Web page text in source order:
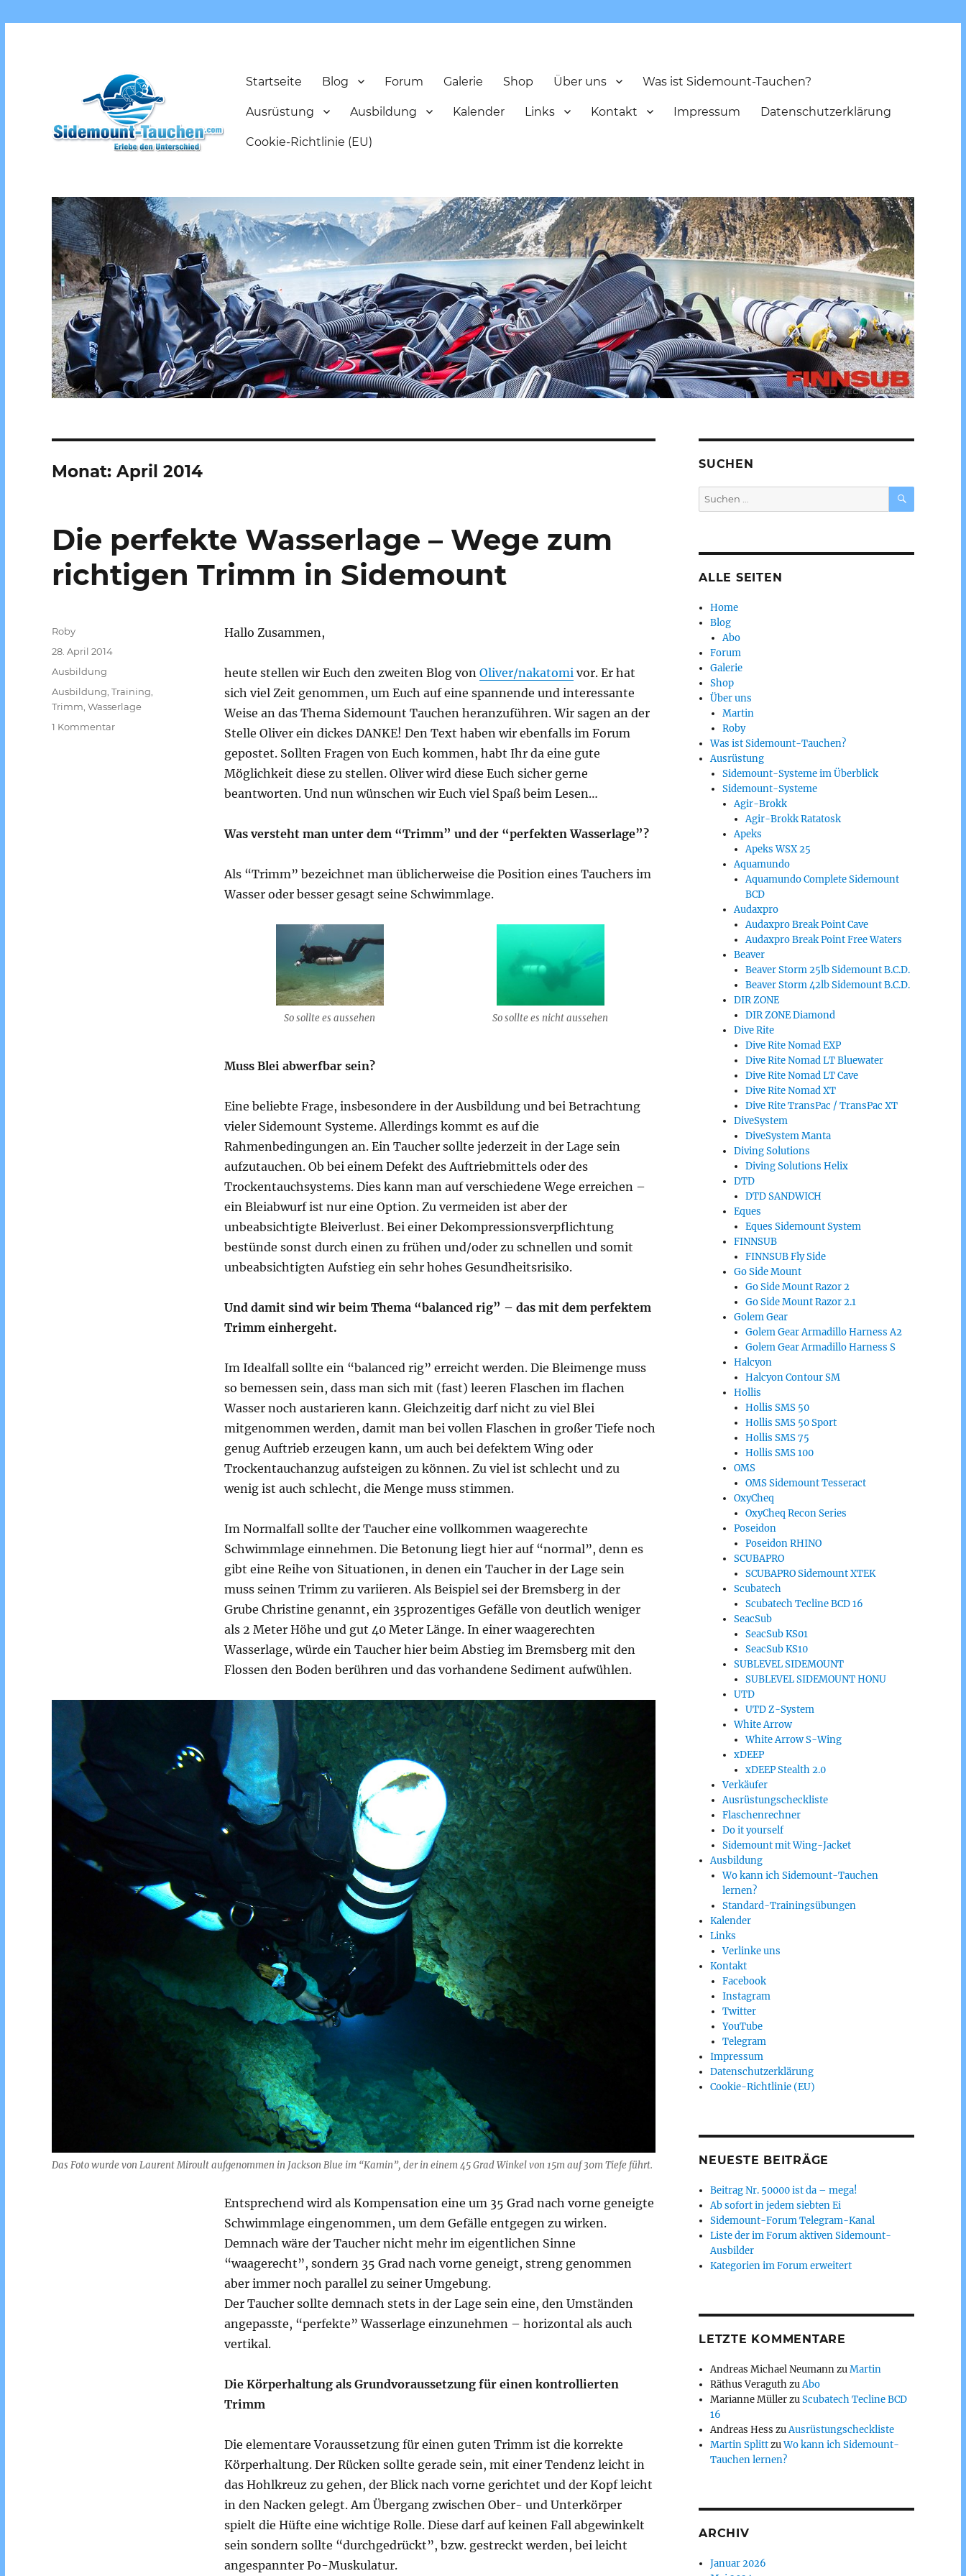
Startseite Blog Forum Galerie Shop Über uns Was ist Sidemount-Tauchen?
Ausrüstung Ausbildung Kalender Links Kontakt Impressum Datenschutzerklärung
Cookie-Richtlinie (EU)
Monat: April 2014
Die perfekte Wasserlage – Wege zum
richtigen Trimm in Sidemount
Hallo Zusammen,
heute stellen wir Euch den zweiten Blog von Oliver/nakatomi vor. Er hat
sich viel Zeit genommen, um Euch auf eine spannende und interessante
Weise an das Thema Sidemount Tauchen heranzuführen. Wir sagen an der
Stelle Oliver ein dickes DANKE! Den Text haben wir ebenfalls im Forum
gepostet. Sollten Fragen von Euch kommen, habt Ihr da eine gute
Möglichkeit diese zu stellen. Oliver wird diese Euch sicher gerne
beantworten. Und nun wünschen wir Euch viel Spaß beim Lesen…
Was versteht man unter dem “Trimm” und der “perfekten Wasserlage”?
Als “Trimm” bezeichnet man üblicherweise die Position eines Tauchers im
Wasser oder besser gesagt seine Schwimmlage.
So sollte es aussehen So sollte es nicht aussehen
Muss Blei abwerfbar sein?
Eine beliebte Frage, insbesondere in der Ausbildung und bei Betrachtung
vieler Sidemount Systeme. Allerdings kommt es auf die
Rahmenbedingungen an. Ein Taucher sollte jederzeit in der Lage sein
aufzutauchen. Ob bei einem Defekt des Auftriebmittels oder des
Trockentauchsystems. Dies kann man auf verschiedene Wege erreichen –
ein Bleiabwurf ist nur eine Option. Zu vermeiden ist aber der
unbeabsichtigte Bleiverlust. Bei einer Dekompressionsverpflichtung
bestünde sonst durch einen zu frühen und/oder zu schnellen und somit
unbeabsichtigten Aufstieg ein sehr hohes Gesundheitsrisiko.
Und damit sind wir beim Thema “balanced rig” – das mit dem perfektem
Trimm einhergeht.
Im Idealfall sollte ein “balanced rig” erreicht werden. Die Bleimenge muss
so bemessen sein, dass man sich mit (fast) leeren Flaschen im flachen
Wasser noch austarieren kann. Gleichzeitig darf nicht zu viel Blei
mitgenommen werden, damit man bei vollen Flaschen in großer Tiefe noch
genug Auftrieb erzeugen kann, um auch bei defektem Wing oder
Trockentauchanzug aufsteigen zu können. Zu viel ist schlecht und zu
wenig ist auch schlecht, die Menge muss stimmen.
Im Normalfall sollte der Taucher eine vollkommen waagerechte
Schwimmlage einnehmen. Die Betonung liegt hier auf “normal”, denn es
gibt eine Reihe von Situationen, in denen ein Taucher in der Lage sein
muss seinen Trimm zu variieren. Als Beispiel sei der Bremsberg in der
Grube Christine genannt, ein 35prozentiges Gefälle von deutlich weniger
als 2 Meter Höhe und gut 40 Meter Länge. In einer waagerechten
Wasserlage, würde ein Taucher hier beim Abstieg im Bremsberg mit den
Flossen den Boden berühren und das vorhandene Sediment aufwühlen.
Das Foto wurde von Laurent Miroult aufgenommen in Jackson Blue im “Kamin”, der in einem 45 Grad Winkel von 15m auf 30m Tiefe führt.
Entsprechend wird als Kompensation eine um 35 Grad nach vorne geneigte
Schwimmlage eingenommen, um dem Gefälle entgegen zu wirken.
Demnach wäre der Taucher nicht mehr im eigentlichen Sinne
“waagerecht”, sondern 35 Grad nach vorne geneigt, streng genommen
aber immer noch parallel zu seiner Umgebung.
Der Taucher sollte demnach stets in der Lage sein eine, den Umständen
angepasste, “perfekte” Wasserlage einzunehmen – horizontal als auch
vertikal.
Die Körperhaltung als Grundvoraussetzung für einen kontrollierten
Trimm
Die elementare Voraussetzung für einen guten Trimm ist die korrekte
Körperhaltung. Der Rücken sollte gerade sein, mit einer Tendenz leicht in
das Hohlkreuz zu gehen, der Blick nach vorne gerichtet und der Kopf leicht
in den Nacken gelegt. Am Übergang zwischen Ober- und Unterkörper
spielt die Hüfte eine wichtige Rolle. Diese darf auf keinen Fall abgewinkelt
sein sondern sollte “durchgedrückt”, bzw. gestreckt werden, bei leicht
angespannter Po-Muskulatur.
Autor
Roby
Veröffentlicht
28. April 2014
Kategorien
Ausbildung
Schlagwörter
Ausbildung Training
Trimm Wasserlage
1 Kommentarzu
SUCHEN
Suchen
nach:
SUCHEN
ALLE SEITEN
Home
Blog
Abo
Forum
Galerie
Shop
Über uns
Martin
Roby
Was ist Sidemount-Tauchen?
Ausrüstung
Sidemount-Systeme im Überblick
Sidemount-Systeme
Agir-Brokk
Agir-Brokk Ratatosk
Apeks
Apeks WSX 25
Aquamundo
Aquamundo Complete Sidemount
BCD
Audaxpro
Audaxpro Break Point Cave
Audaxpro Break Point Free Waters
Beaver
Beaver Storm 25lb Sidemount B.C.D.
Beaver Storm 42lb Sidemount B.C.D.
DIR ZONE
DIR ZONE Diamond
Dive Rite
Dive Rite Nomad EXP
Dive Rite Nomad LT Bluewater
Dive Rite Nomad LT Cave
Dive Rite Nomad XT
Dive Rite TransPac / TransPac XT
DiveSystem
DiveSystem Manta
Diving Solutions
Diving Solutions Helix
DTD
DTD SANDWICH
Eques
Eques Sidemount System
FINNSUB
FINNSUB Fly Side
Go Side Mount
Go Side Mount Razor 2
Go Side Mount Razor 2.1
Golem Gear
Golem Gear Armadillo Harness A2
Golem Gear Armadillo Harness S
Halcyon
Halcyon Contour SM
Hollis
Hollis SMS 50
Hollis SMS 50 Sport
Hollis SMS 75
Hollis SMS 100
OMS
OMS Sidemount Tesseract
OxyCheq
OxyCheq Recon Series
Poseidon
Poseidon RHINO
SCUBAPRO
SCUBAPRO Sidemount XTEK
Scubatech
Scubatech Tecline BCD 16
SeacSub
SeacSub KS01
SeacSub KS10
SUBLEVEL SIDEMOUNT
SUBLEVEL SIDEMOUNT HONU
UTD
UTD Z-System
White Arrow
White Arrow S-Wing
xDEEP
xDEEP Stealth 2.0
Verkäufer
Ausrüstungscheckliste
Flaschenrechner
Do it yourself
Sidemount mit Wing-Jacket
Ausbildung
Wo kann ich Sidemount-Tauchen
lernen?
Standard-Trainingsübungen
Kalender
Links
Verlinke uns
Kontakt
Facebook
Instagram
Twitter
YouTube
Telegram
Impressum
Datenschutzerklärung
Cookie-Richtlinie (EU)
NEUESTE BEITRÄGE
Beitrag Nr. 50000 ist da – mega!
Ab sofort in jedem siebten Ei
Sidemount-Forum Telegram-Kanal
Liste der im Forum aktiven Sidemount-
Ausbilder
Kategorien im Forum erweitert
LETZTE KOMMENTARE
Andreas Michael NeumannzuMartin
Räthus VeraguthzuAbo
Marianne MüllerzuScubatech Tecline BCD
16
Andreas Hess zuAusrüstungscheckliste
Martin SplittzuWo kann ich Sidemount-
Tauchen lernen?
ARCHIV
Januar 2026